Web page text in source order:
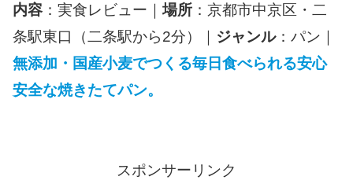
内容 ：実食レビュー｜場所 ：京都市中京区・二
条駅東口（二条駅から2分）｜ ジャンル：パン｜
無添加・国産小麦でつくる毎日食べられる安心
安全な焼きたてパン。
スポンサーリンク